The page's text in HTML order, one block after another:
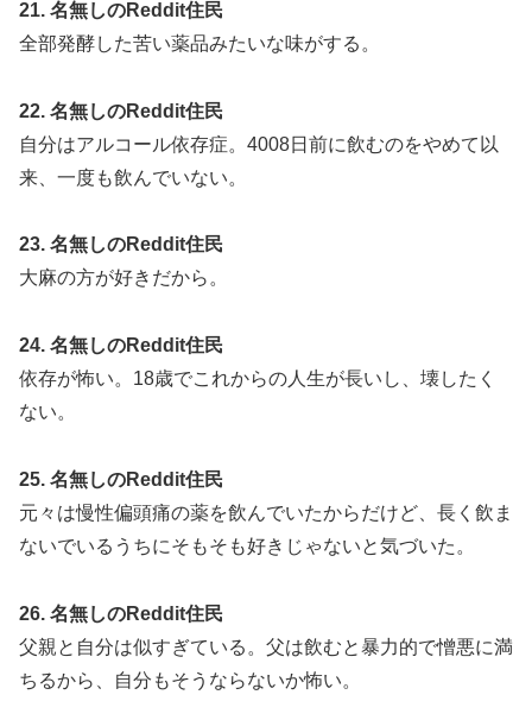
21. 名無しのReddit住民
全部発酵した苦い薬品みたいな味がする。
22. 名無しのReddit住民
自分はアルコール依存症。4008日前に飲むのをやめて以
来、一度も飲んでいない。
23. 名無しのReddit住民
大麻の方が好きだから。
24. 名無しのReddit住民
依存が怖い。18歳でこれからの人生が長いし、壊したく
ない。
25. 名無しのReddit住民
元々は慢性偏頭痛の薬を飲んでいたからだけど、長く飲ま
ないでいるうちにそもそも好きじゃないと気づいた。
26. 名無しのReddit住民
父親と自分は似すぎている。父は飲むと暴力的で憎悪に満
ちるから、自分もそうならないか怖い。